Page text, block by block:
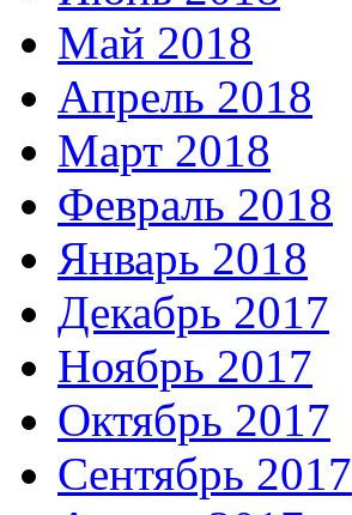
Май 2018
Апрель 2018
Март 2018
Февраль 2018
Январь 2018
Декабрь 2017
Ноябрь 2017
Октябрь 2017
Сентябрь 2017